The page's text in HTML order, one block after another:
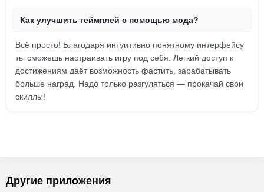
Как улучшить геймплей с помощью мода?
Всё просто! Благодаря интуитивно понятному интерфейсу
ты сможешь настраивать игру под себя. Легкий доступ к
достижениям даёт возможность фастить, зарабатывать
больше наград. Надо только разгуляться — прокачай свои
скиллы!
Другие приложения